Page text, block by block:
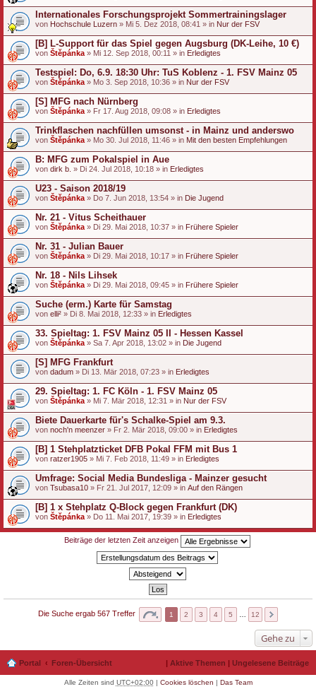
Internationales Forschungsprojekt Sommertrainingslager
von Hochschule Luzern » Mi 5. Dez 2018, 08:41 » in Nur der FSV
[B] L-Support für das Spiel gegen Augsburg (DK-Leihe, 10 €)
von Štěpánka » Mi 12. Sep 2018, 00:11 » in Erledigtes
Testspiel: Do, 6.9. 18:30 Uhr: TuS Koblenz - 1. FSV Mainz 05
von Štěpánka » Mo 3. Sep 2018, 10:36 » in Nur der FSV
[S] MFG nach Nürnberg
von Štěpánka » Fr 17. Aug 2018, 09:08 » in Erledigtes
Trinkflaschen nachfüllen umsonst - in Mainz und anderswo
von Štěpánka » Mo 30. Jul 2018, 11:46 » in Mit den besten Empfehlungen
B: MFG zum Pokalspiel in Aue
von dirk b. » Di 24. Jul 2018, 10:18 » in Erledigtes
U23 - Saison 2018/19
von Štěpánka » Do 7. Jun 2018, 13:54 » in Die Jugend
Nr. 21 - Vitus Scheithauer
von Štěpánka » Di 29. Mai 2018, 10:37 » in Frühere Spieler
Nr. 31 - Julian Bauer
von Štěpánka » Di 29. Mai 2018, 10:17 » in Frühere Spieler
Nr. 18 - Nils Lihsek
von Štěpánka » Di 29. Mai 2018, 09:45 » in Frühere Spieler
Suche (erm.) Karte für Samstag
von elli² » Di 8. Mai 2018, 12:33 » in Erledigtes
33. Spieltag: 1. FSV Mainz 05 II - Hessen Kassel
von Štěpánka » Sa 7. Apr 2018, 13:02 » in Die Jugend
[S] MFG Frankfurt
von dadum » Di 13. Mär 2018, 07:23 » in Erledigtes
29. Spieltag: 1. FC Köln - 1. FSV Mainz 05
von Štěpánka » Mi 7. Mär 2018, 12:31 » in Nur der FSV
Biete Dauerkarte für's Schalke-Spiel am 9.3.
von noch'n meenzer » Fr 2. Mär 2018, 09:00 » in Erledigtes
[B] 1 Stehplatzticket DFB Pokal FFM mit Bus 1
von ratzer1905 » Mi 7. Feb 2018, 11:49 » in Erledigtes
Umfrage: Social Media Bundesliga - Mainzer gesucht
von Tsubasa10 » Fr 21. Jul 2017, 12:09 » in Auf den Rängen
[B] 1 x Stehplatz Q-Block gegen Frankfurt (DK)
von Štěpánka » Do 11. Mai 2017, 19:39 » in Erledigtes
Beiträge der letzten Zeit anzeigen
Die Suche ergab 567 Treffer 1 2 3 4 5 12
Gehe zu
Portal Foren-Übersicht | Aktive Themen | Ungelesene Beiträge
Alle Zeiten sind UTC+02:00| Cookies löschen | Das Team